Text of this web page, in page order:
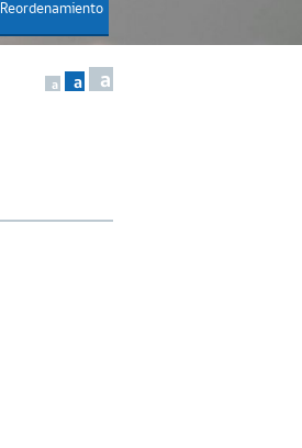
Reordenamiento
a a a